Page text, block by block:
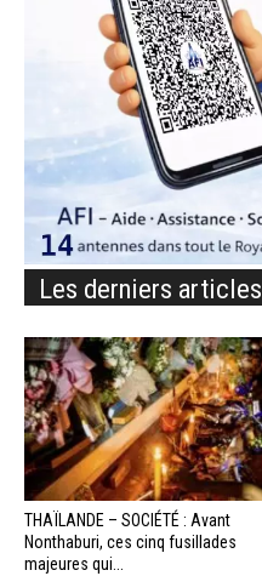
Les derniers articles
THAÏLANDE – SOCIÉTÉ : Avant
Nonthaburi, ces cinq fusillades
majeures qui...